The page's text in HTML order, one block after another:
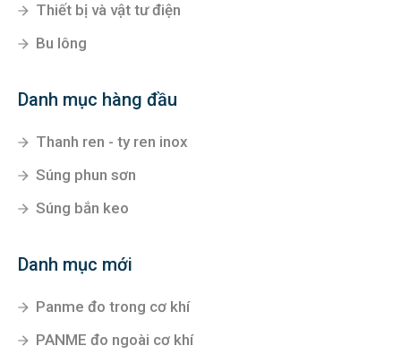
Thiết bị và vật tư điện
Bu lông
Danh mục hàng đầu
Thanh ren - ty ren inox
Súng phun sơn
Súng bắn keo
Danh mục mới
Panme đo trong cơ khí
PANME đo ngoài cơ khí